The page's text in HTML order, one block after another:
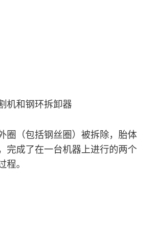
机和钢环拆卸器
圈（包括钢丝圈）被拆除，胎体
完成了在一台机器上进行的两个
程。